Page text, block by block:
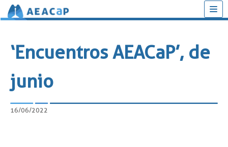
contenido
‘Encuentros AEACaP’, de
junio
16/06/2022